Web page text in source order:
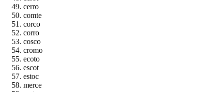
cerro
comte
corco
corro
cosco
cromo
ecoto
escot
estoc
merce